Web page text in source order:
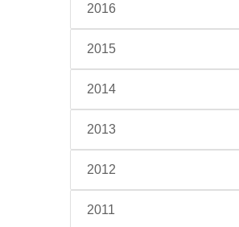
2016
2015
2014
2013
2012
2011